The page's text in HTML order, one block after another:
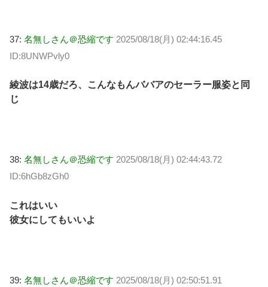
37: 名無しさん＠恐縮です 2025/08/18(月) 02:44:16.45
ID:8UNWPvly0
綾波は14歳だろ、こんなもんババアのセーラー服姿と同
じ
38: 名無しさん＠恐縮です 2025/08/18(月) 02:44:43.72
ID:6hGb8zGh0
これはいい
彼女にしてもいいよ
39: 名無しさん＠恐縮です 2025/08/18(月) 02:50:51.91